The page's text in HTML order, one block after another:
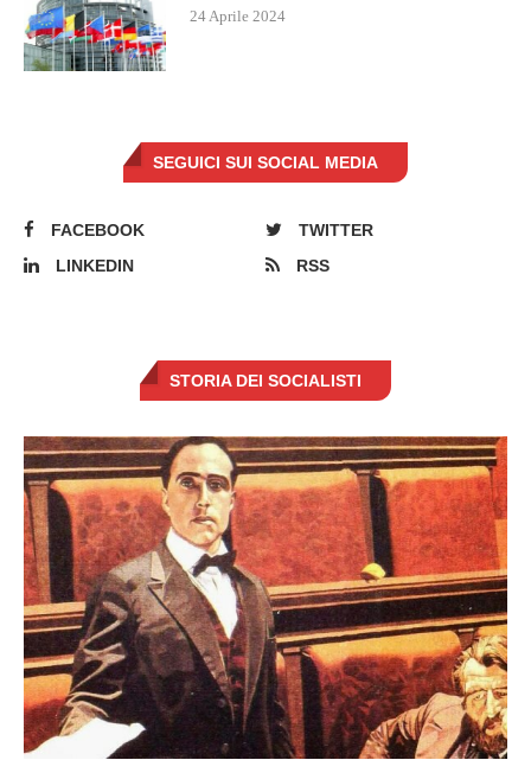
24 Aprile 2024
SEGUICI SUI SOCIAL MEDIA
FACEBOOK
TWITTER
LINKEDIN
RSS
STORIA DEI SOCIALISTI